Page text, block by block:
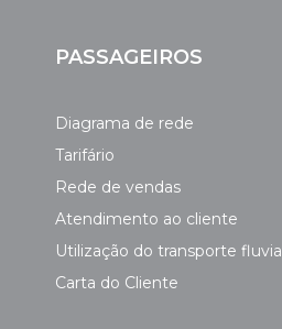
PASSAGEIROS
Diagrama de rede
Tarifário
Rede de vendas
Atendimento ao cliente
Utilização do transporte fluvial
Carta do Cliente